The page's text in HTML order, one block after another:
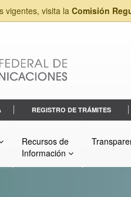
vigentes, visita la Comisión
REGISTRO DE TRÁMITES
Recursos de
Información